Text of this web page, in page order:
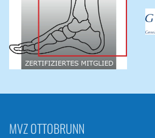
MVZ OTTOBRUNN